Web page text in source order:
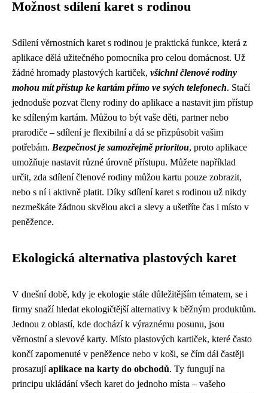
Možnost sdílení karet s rodinou
Sdílení věrnostních karet s rodinou je praktická funkce, která z
aplikace dělá užitečného pomocníka pro celou domácnost. Už
žádné hromady plastových kartiček, všichni členové rodiny
mohou mít přístup ke kartám přímo ve svých telefonech. Stačí
jednoduše pozvat členy rodiny do aplikace a nastavit jim přístup
ke sdíleným kartám. Můžou to být vaše děti, partner nebo
prarodiče – sdílení je flexibilní a dá se přizpůsobit vašim
potřebám. Bezpečnost je samozřejmě prioritou, proto aplikace
umožňuje nastavit různé úrovně přístupu. Můžete například
určit, zda sdílení členové rodiny můžou kartu pouze zobrazit,
nebo s ní i aktivně platit. Díky sdílení karet s rodinou už nikdy
nezmeškáte žádnou skvělou akci a slevy a ušetříte čas i místo v
peněžence.
Ekologická alternativa plastových karet
V dnešní době, kdy je ekologie stále důležitějším tématem, se i
firmy snaží hledat ekologičtější alternativy k běžným produktům.
Jednou z oblastí, kde dochází k výraznému posunu, jsou
věrnostní a slevové karty. Místo plastových kartiček, které často
končí zapomenuté v peněžence nebo v koši, se čím dál častěji
prosazujíaplikace na karty do obchodů. Ty fungují na
principu ukládání všech karet do jednoho místa – vašeho